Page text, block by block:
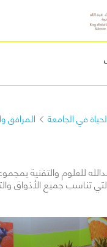
في الجامعة
المرافق
للعلوم والتقنية
تناسب جميع الأذواق